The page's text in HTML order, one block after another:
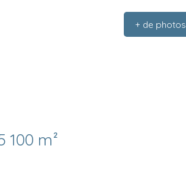
+ de photos
m²